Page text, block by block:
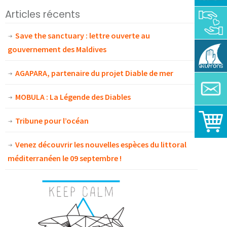
Articles récents
Save the sanctuary : lettre ouverte au
gouvernement des Maldives
AGAPARA, partenaire du projet Diable de mer
MOBULA : La Légende des Diables
Tribune pour l’océan
Venez découvrir les nouvelles espèces du littoral
méditerranéen le 09 septembre !